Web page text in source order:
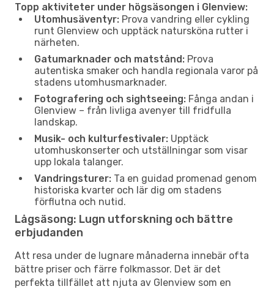
Topp aktiviteter under högsäsongen i Glenview:
Utomhusäventyr: Prova vandring eller cykling
runt Glenview och upptäck natursköna rutter i
närheten.
Gatumarknader och matstånd: Prova
autentiska smaker och handla regionala varor på
stadens utomhusmarknader.
Fotografering och sightseeing: Fånga andan i
Glenview – från livliga avenyer till fridfulla
landskap.
Musik- och kulturfestivaler: Upptäck
utomhuskonserter och utställningar som visar
upp lokala talanger.
Vandringsturer: Ta en guidad promenad genom
historiska kvarter och lär dig om stadens
förflutna och nutid.
Lågsäsong: Lugn utforskning och bättre
erbjudanden
Att resa under de lugnare månaderna innebär ofta
bättre priser och färre folkmassor. Det är det
perfekta tillfället att njuta av Glenview som en